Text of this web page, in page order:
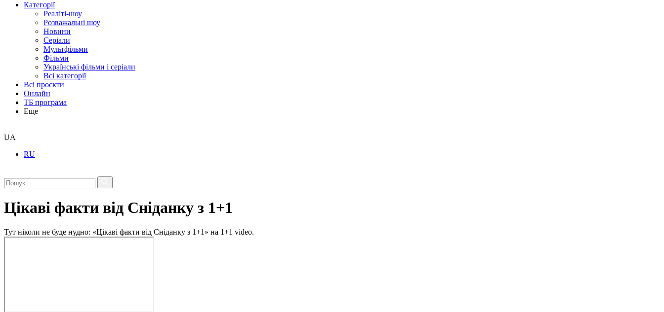
Категорії
Реаліті-шоу
Розважальні шоу
Новини
Серіали
Мультфільми
Фільми
Українські фільми і серіали
Всі категорії
Всі проєкти
Онлайн
ТБ програма
Еще
UA
RU
Цікаві факти від Сніданку з 1+1
Тут ніколи не буде нудно: «Цікаві факти від Сніданку з 1+1» на 1+1 video.